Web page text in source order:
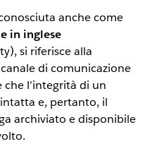
anche come
in inglese
si riferisce alla
di comunicazione
l’integrità di un
e, pertanto, il
archiviato e disponibile